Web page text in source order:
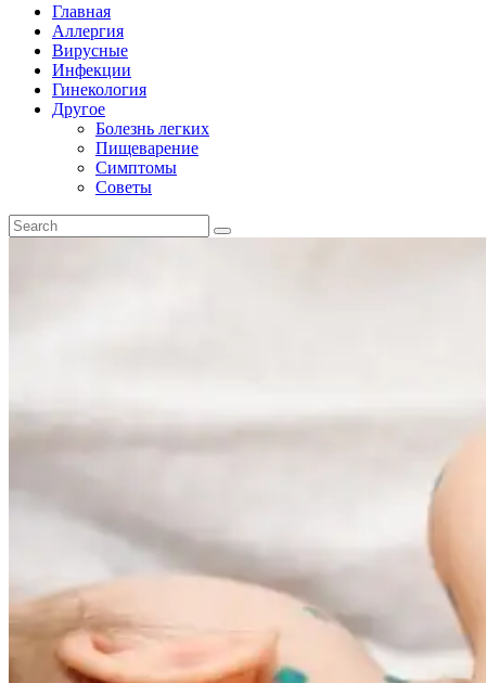
Главная
Аллергия
Вирусные
Инфекции
Гинекология
Другое
Болезнь легких
Пищеварение
Симптомы
Советы